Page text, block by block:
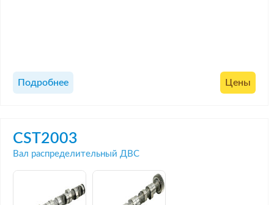
Подробнее Цены
CST2003
Вал распределительный ДВС